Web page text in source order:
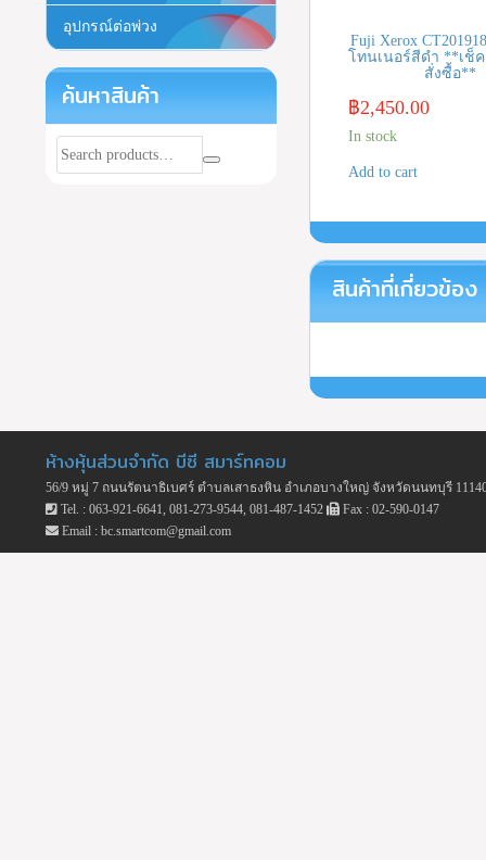
Fuji Xerox
โทนเนอร์สีดำ **เช็
สั่งซื้อ**
฿2,450.00
In stock
Add to cart
สินค้าที่เกี่ยวข้อง
อุปกรณ์ต่อพ่วง
ค้นหาสินค้า
ห้างหุ้นส่วนจำกัด บีซี สมาร์ทคอม
56/9 หมู่ 7 ถนนรัตนาธิเบศร์ ตำบลเสาธงหิน อำเภอบางใหญ่ จังหวัดนนทบุรี
Tel. : 063-921-6641, 081-273-9544, 081-487-1452
Fax : 02-590-0147
Email : bc.smartcom@gmail.com